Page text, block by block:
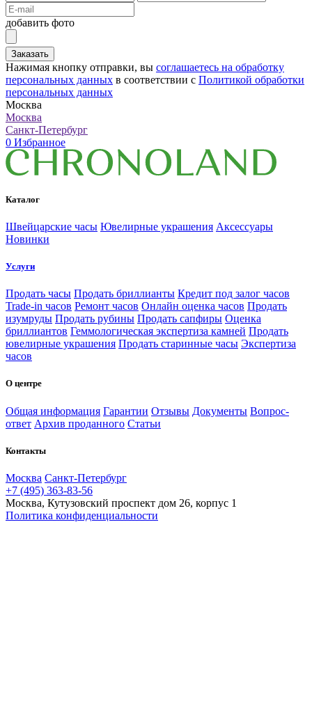
добавить фото
Заказать
Нажимая кнопку отправки, вы соглашаетесь на обработку
персональных данных в соответствии с Политикой обработки
персональных данных
Москва
Москва
Санкт-Петербург
0 Избранное
Каталог
Швейцарские часы Ювелирные украшения Аксессуары
Новинки
Услуги
Продать часы Продать бриллианты Кредит под залог часов
Trade-in часов Ремонт часов Онлайн оценка часов Продать
изумруды Продать рубины Продать сапфиры Оценка
бриллиантов Геммологическая экспертиза камней Продать
ювелирные украшения Продать старинные часы Экспертиза
часов
О центре
Общая информация Гарантии Отзывы Документы Вопрос-
ответ Архив проданного Статьи
Контакты
Москва Санкт-Петербург
+7 (495) 363-83-56
Москва, Кутузовский проспект дом 26, корпус 1
Политика конфиденциальности